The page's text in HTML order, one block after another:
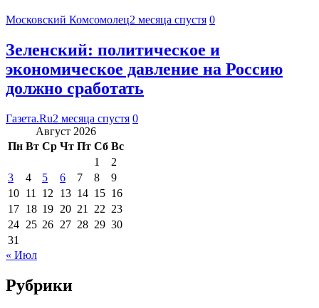
Московский Комсомолец2 месяца спустя 0
Зеленский: политическое и
экономическое давление на Россию
должно сработать
Газета.Ru2 месяца спустя 0
Август 2026
Пн Вт Ср Чт Пт Сб Вс
1
2
3
4 5 6 7 8
9
10 11 12 13 14 15 16
17 18 19 20 21 22 23
24 25 26 27 28 29 30
31
« Июл
Рубрики